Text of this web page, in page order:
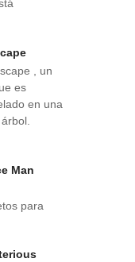
, un
es
en una
Man
para